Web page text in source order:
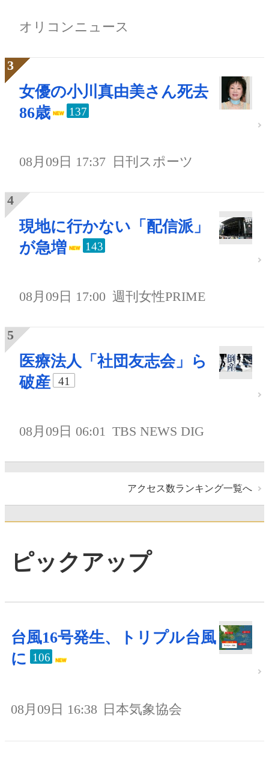
オリコンニュース
女優の小川真由美さん死去
86歳
137
08月09日 17:37 日刊スポーツ
現地に行かない「配信派」
が急増
143
08月09日 17:00 週刊女性PRIME
医療法人「社団友志会」ら
破産
41
08月09日 06:01 TBS NEWS DIG
アクセス数ランキング一覧へ
ピックアップ
台風16号発生、トリプル台風
に 106
08月09日 16:38 日本気象協会